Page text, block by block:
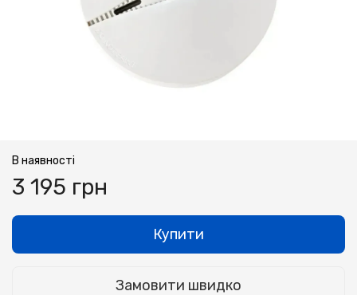
В наявності
3 195 грн
Купити
Замовити швидко